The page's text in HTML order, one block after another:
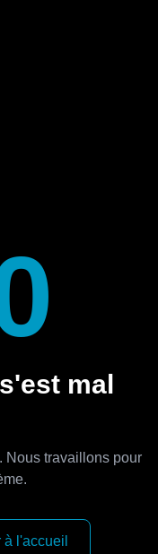
mal
Nous travaillons pour
à l'accueil